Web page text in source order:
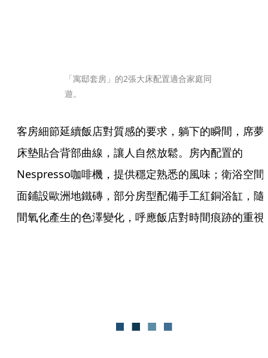
「寓邸套房」的2張大床配置適合家庭同
遊。
客房細節延續飯店對質感的要求，躺下的瞬間，席夢
床墊貼合背部曲線，讓人自然放鬆。房內配置的
Nespresso咖啡機，提供穩定熟悉的風味；衛浴空間
面鋪設歐洲地鐵磚，部分房型配備手工紅銅浴缸，隨
間氧化產生的色澤變化，呼應飯店對時間痕跡的重視